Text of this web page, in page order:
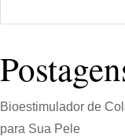
Bioestimulador de
para Sua Pele